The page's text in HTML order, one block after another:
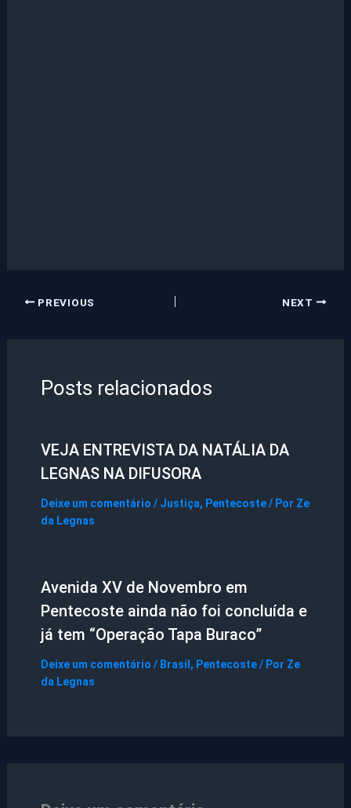
PREVIOUS NEXT
Posts relacionados
VEJA ENTREVISTA DA NATÁLIA DA
LEGNAS NA DIFUSORA
Deixe um comentário / Justiça, Pentecoste/ Por Ze
da Legnas
Avenida XV de Novembro em
Pentecoste ainda não foi concluída e
já tem “Operação Tapa Buraco”
Deixe um comentário / Brasil , Pentecoste/ Por Ze
da Legnas